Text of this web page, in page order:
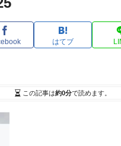
はてブ
この記事は約0分で読めます。